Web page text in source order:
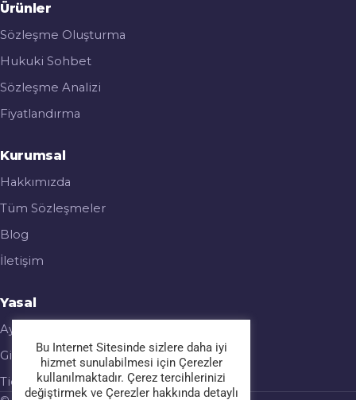
Ürünler
Sözleşme Oluşturma
Hukuki Sohbet
Sözleşme Analizi
Fiyatlandırma
Kurumsal
Hakkımızda
Tüm Sözleşmeler
Blog
İletişim
Yasal
Aydınlatma Metni
Gizlilik & Çerez Politikası
Ticari Elektronik İleti
Bu Internet Sitesinde sizlere daha iyi
hizmet sunulabilmesi için Çerezler
kullanılmaktadır. Çerez tercihlerinizi
değiştirmek ve Çerezler hakkında detaylı